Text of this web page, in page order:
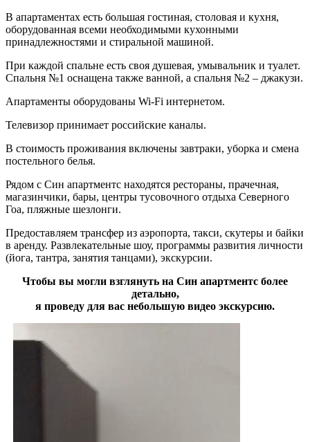
В апартаментах есть большая гостиная, столовая и кухня,
оборудованная всеми необходимыми кухонными
принадлежностями и стиральной машиной.
При каждой спальне есть своя душевая, умывальник и туалет.
Спальня №1 оснащена также ванной, а спальня №2 – джакузи.
Апартаменты оборудованы Wi-Fi интернетом.
Телевизор принимает российские каналы.
В стоимость проживания включены завтраки, уборка и смена
постельного белья.
Рядом с Син апартментс находятся рестораны, прачечная,
магазинчики, бары, центры тусовочного отдыха Северного
Гоа, пляжные шезлонги.
Предоставляем трансфер из аэропорта, такси, скутеры и байки
в аренду. Развлекательные шоу, программы развития личности
(йога, тантра, занятия танцами), экскурсии.
Чтобы вы могли взглянуть на Син апартментс более
детально,
я проведу для вас небольшую видео экскурсию.